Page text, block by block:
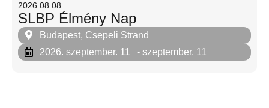
2026.08.08.
SLBP Élmény Nap
Budapest, Csepeli Strand
2026. szeptember. 11
- szeptember. 11